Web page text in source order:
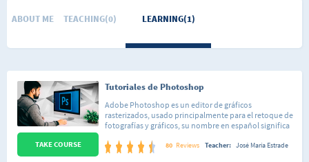
ABOUT ME TEACHING(0) LEARNING(1)
Tutoriales de Photoshop
Adobe Photoshop es un editor de gráficos
rasterizados, usado principalmente para el retoque de
fotografías y gráficos, su nombre en español significa
conformado por 34 lecciones de dificultad sencilla,
organizadas de forma tal que puedas seguir el curso
80 Reviews Teacher: José María Estrade
TAKE COURSE